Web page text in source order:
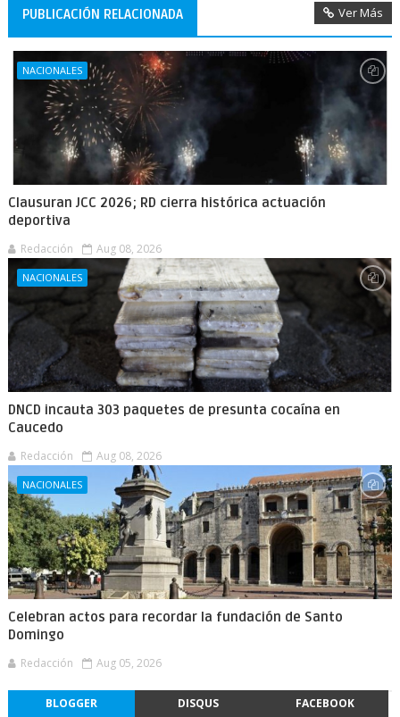
PUBLICACIÓN RELACIONADA Ver Más
NACIONALES
Clausuran JCC 2026; RD cierra histórica actuación
deportiva
Redacción Aug 08, 2026
NACIONALES
DNCD incauta 303 paquetes de presunta cocaína en
Caucedo
Redacción Aug 08, 2026
NACIONALES
Celebran actos para recordar la fundación de Santo
Domingo
Redacción Aug 05, 2026
BLOGGER DISQUS FACEBOOK